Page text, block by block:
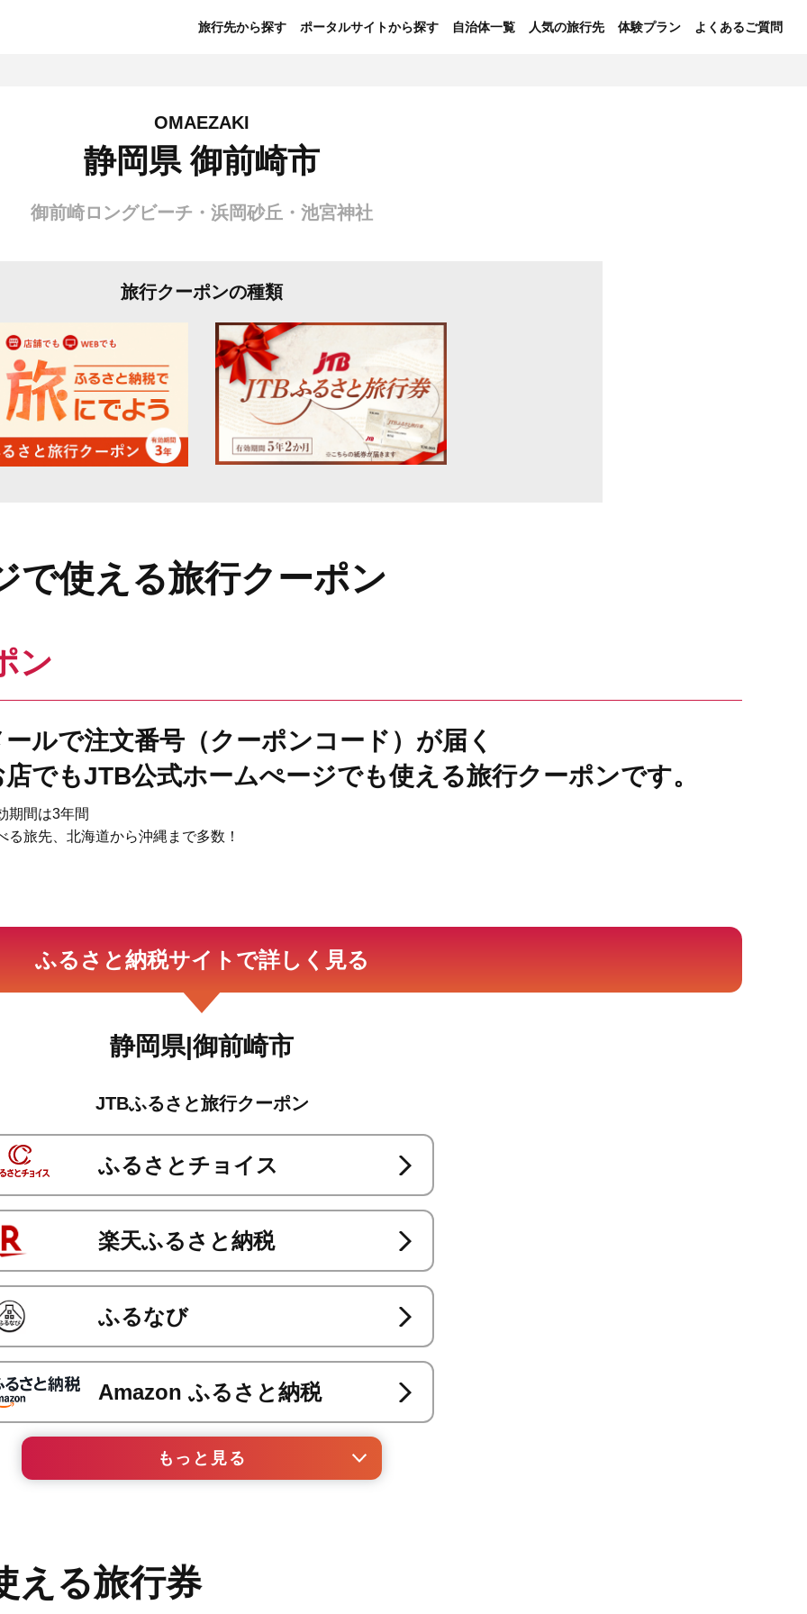
旅行先から探す ポータルサイトから探す 自治体一覧 人気の旅行先 体験プラン よくあるご質問
OMAEZAKI
静岡県 御前崎市
御前崎ロングビーチ・浜岡砂丘・池宮神社
旅行クーポンの種類
で使える旅行クーポン
ン
ールで注文番号（クーポンコード）が届く
店でもJTB公式ホームぺージでも使える旅行クーポンです。
期間は3年間
る旅先、北海道から沖縄まで多数！
ふるさと納税サイトで詳しく見る
静岡県|御前崎市
JTBふるさと旅行クーポン
ふるさとチョイス
楽天ふるさと納税
ふるなび
Amazon ふるさと納税
au PAY ふるさと納税
もっと見る
える旅行券